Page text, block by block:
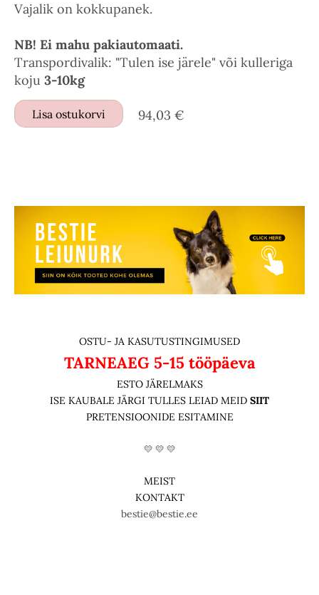
Vajalik on kokkupanek.
NB! Ei mahu pakiautomaati.
Transpordivalik: "Tulen ise järele" või kulleriga
koju 3-10kg
Lisa ostukorvi 94,03 €
OSTU- JA KASUTUSTINGIMUSED
TARNEAEG 5-15 tööpäeva
ESTO JÄRELMAKS
ISE KAUBALE JÄRGI TULLES LEIAD MEID SIIT
PRETENSIOONIDE ESITAMINE
💛 💛 💛
MEIST
KONTAKT
bestie@bestie.ee